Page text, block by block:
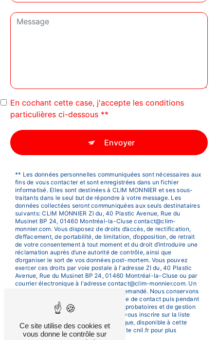
En cochant cette case, j'accepte les conditions
particulières ci-dessous **
Envoyer
** Les données personnelles communiquées sont nécessaires aux
fins de vous contacter et sont enregistrées dans un fichier
informatisé. Elles sont destinées à CLIM MONNIER et ses sous-
traitants dans le seul but de répondre à votre message. Les
données collectées seront communiquées aux seuls destinataires
suivants: CLIM MONNIER ZI du, 40 Plastic Avenue, Rue du
Musinet BP 24, 01460 Montréal-la-Cluse contact@clim-
monnier.com. Vous disposez de droits d’accès, de rectification,
d’effacement, de portabilité, de limitation, d’opposition, de retrait
de votre consentement à tout moment et du droit d’introduire une
réclamation auprès d’une autorité de contrôle, ainsi que
d’organiser le sort de vos données post-mortem. Vous pouvez
exercer ces droits par voie postale à l'adresse ZI du, 40 Plastic
Avenue, Rue du Musinet BP 24, 01460 Montréal-la-Cluse ou par
courrier électronique à l'adresse contact@clim-monnier.com. Un
justificatif d'identité pourra vous être demandé. Nous conservons
vos données pendant la période de prise de contact puis pendant
la durée de prescription légale aux fins probatoires et de gestion
des contentieux. Vous avez le droit de vous inscrire sur la liste
d'opposition au démarchage téléphonique, disponible à cette
adresse:Bloctel.gouv.fr. Consultez le site cnil.fr pour plus
d’informations sur vos droits.
Ce site utilise des cookies et
vous donne le contrôle sur